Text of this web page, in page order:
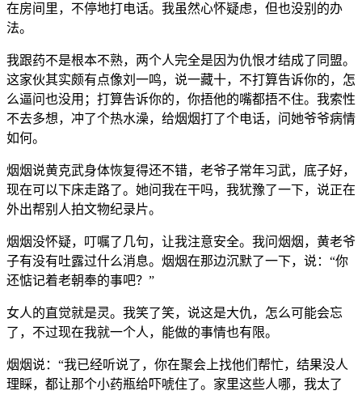
在房间里，不停地打电话。我虽然心怀疑虑，但也没别的办
法。
我跟药不是根本不熟，两个人完全是因为仇恨才结成了同盟。
这家伙其实颇有点像刘一鸣，说一藏十，不打算告诉你的，怎
么逼问也没用；打算告诉你的，你捂他的嘴都捂不住。我索性
不去多想，冲了个热水澡，给烟烟打了个电话，问她爷爷病情
如何。
烟烟说黄克武身体恢复得还不错，老爷子常年习武，底子好，
现在可以下床走路了。她问我在干吗，我犹豫了一下，说正在
外出帮别人拍文物纪录片。
烟烟没怀疑，叮嘱了几句，让我注意安全。我问烟烟，黄老爷
子有没有吐露过什么消息。烟烟在那边沉默了一下，说：“你
还惦记着老朝奉的事吧？”
女人的直觉就是灵。我笑了笑，说这是大仇，怎么可能会忘
了，不过现在我就一个人，能做的事情也有限。
烟烟说：“我已经听说了，你在聚会上找他们帮忙，结果没人
理睬，都让那个小药瓶给吓唬住了。家里这些人哪，我太了